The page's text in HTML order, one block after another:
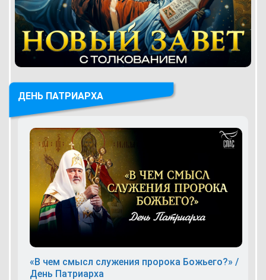
ДЕНЬ ПАТРИАРХА
«В чем смысл служения пророка Божьего?» /
День Патриарха